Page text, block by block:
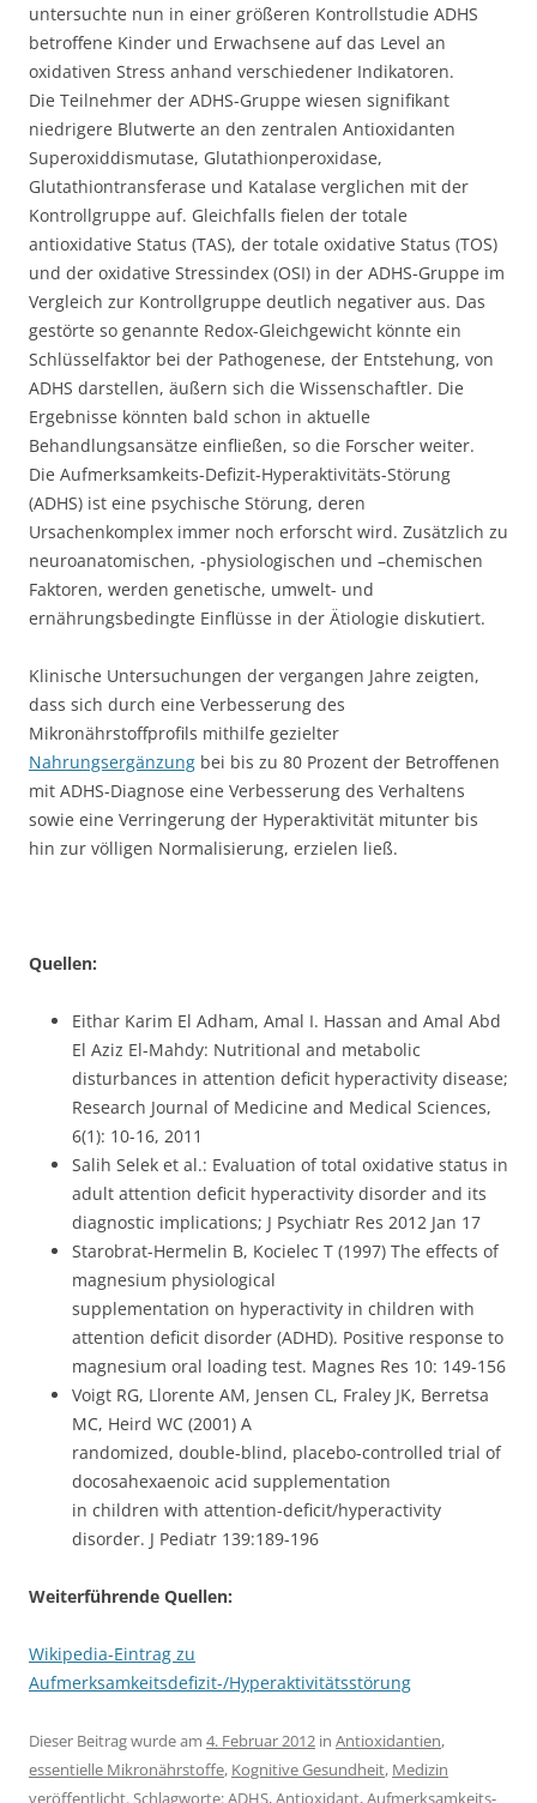
untersuchte nun in einer größeren Kontrollstudie ADHS
betroffene Kinder und Erwachsene auf das Level an
oxidativen Stress anhand verschiedener Indikatoren.
Die Teilnehmer der ADHS-Gruppe wiesen signifikant
niedrigere Blutwerte an den zentralen Antioxidanten
Superoxiddismutase, Glutathionperoxidase,
Glutathiontransferase und Katalase verglichen mit der
Kontrollgruppe auf. Gleichfalls fielen der totale
antioxidative Status (TAS), der totale oxidative Status (TOS)
und der oxidative Stressindex (OSI) in der ADHS-Gruppe im
Vergleich zur Kontrollgruppe deutlich negativer aus. Das
gestörte so genannte Redox-Gleichgewicht könnte ein
Schlüsselfaktor bei der Pathogenese, der Entstehung, von
ADHS darstellen, äußern sich die Wissenschaftler. Die
Ergebnisse könnten bald schon in aktuelle
Behandlungsansätze einfließen, so die Forscher weiter.
Die Aufmerksamkeits-Defizit-Hyperaktivitäts-Störung
(ADHS) ist eine psychische Störung, deren
Ursachenkomplex immer noch erforscht wird. Zusätzlich zu
neuroanatomischen, -physiologischen und –chemischen
Faktoren, werden genetische, umwelt- und
ernährungsbedingte Einflüsse in der Ätiologie diskutiert.
Klinische Untersuchungen der vergangen Jahre zeigten,
dass sich durch eine Verbesserung des
Mikronährstoffprofils mithilfe gezielter
Nahrungsergänzung bei bis zu 80 Prozent der Betroffenen
mit ADHS-Diagnose eine Verbesserung des Verhaltens
sowie eine Verringerung der Hyperaktivität mitunter bis
hin zur völligen Normalisierung, erzielen ließ.
Quellen:
Eithar Karim El Adham, Amal I. Hassan and Amal Abd
El Aziz El-Mahdy: Nutritional and metabolic
disturbances in attention deficit hyperactivity disease;
Research Journal of Medicine and Medical Sciences,
6(1): 10-16, 2011
Salih Selek et al.: Evaluation of total oxidative status in
adult attention deficit hyperactivity disorder and its
diagnostic implications; J Psychiatr Res 2012 Jan 17
Starobrat-Hermelin B, Kocielec T (1997) The effects of
magnesium physiological
supplementation on hyperactivity in children with
attention deficit disorder (ADHD). Positive response to
magnesium oral loading test. Magnes Res 10: 149-156
Voigt RG, Llorente AM, Jensen CL, Fraley JK, Berretsa
MC, Heird WC (2001) A
randomized, double-blind, placebo-controlled trial of
docosahexaenoic acid supplementation
in children with attention-deficit/hyperactivity
disorder. J Pediatr 139:189-196
Weiterführende Quellen:
Wikipedia-Eintrag zu
Aufmerksamkeitsdefizit-/Hyperaktivitätsstörung
Dieser Beitrag wurde am 4. Februar 2012 in Antioxidantien,
essentielle Mikronährstoffe, Kognitive Gesundheit, Medizin